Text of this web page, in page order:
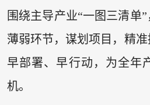
围绕主导产业“一图三清单
薄弱环节，谋划项目，精准
早部署、早行动，为全年
机。